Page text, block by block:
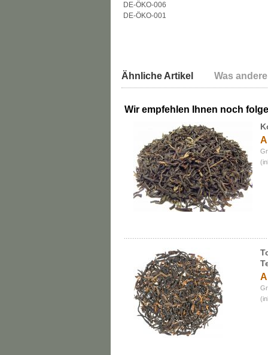
DE-ÖKO-006
DE-ÖKO-001
Ähnliche Artikel Was
Wir empfehlen Ihnen noch